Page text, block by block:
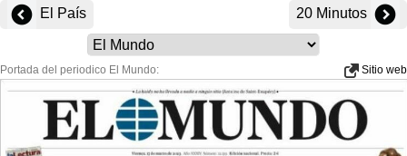
El País 20 Minutos
Portada del periodico El Mundo: Sitio web